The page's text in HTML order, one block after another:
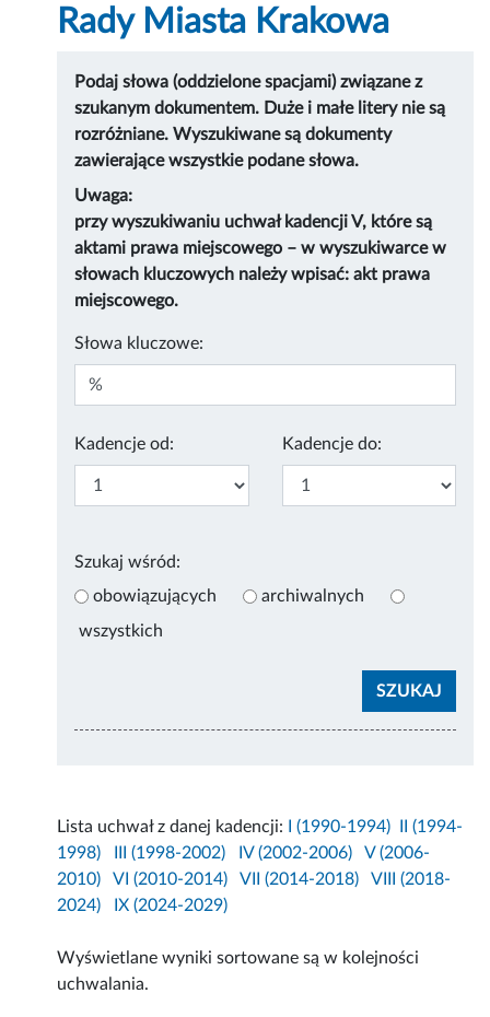
Rady Miasta Krakowa
Podaj słowa (oddzielone spacjami) związane z
szukanym dokumentem. Duże i małe litery nie są
rozróżniane. Wyszukiwane są dokumenty
zawierające wszystkie podane słowa.
Uwaga:
przy wyszukiwaniu uchwał kadencji V, które są
aktami prawa miejscowego – w wyszukiwarce w
słowach kluczowych należy wpisać: akt prawa
miejscowego.
Słowa kluczowe:
Kadencje od: Kadencje do:
Szukaj wśród:
obowiązujących
archiwalnych
wszystkich
Lista uchwał z danej kadencji: I (1990-1994)
II (1994-
1998)
III (1998-2002) IV (2002-2006)
V (2006-
2010)
VI (2010-2014) VII (2014-2018)
VIII (2018-
2024)
IX (2024-2029)
Wyświetlane wyniki sortowane są w kolejności
uchwalania.